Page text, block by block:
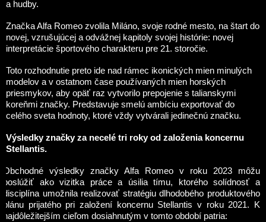
a hudby.
Značka Alfa Romeo zvolila Miláno, svoje rodné mesto, na štart do
novej, vzrušujúcej a odvážnej kapitoly svojej histórie: novej
interpretácie športového charakteru pre 21. storočie.
Toto rozhodnutie preto ide nad rámec ikonických mien minulých
modelov a v ostatnom čase používaných mien horských
priesmykov, aby opäť raz vytvorilo prepojenie s talianskymi
koreňmi značky. Predstavuje smelú ambíciu exportovať do
celého sveta hodnoty, ktoré vždy vytvárali jedinečnú značku.
Výsledky značky za necelé tri roky od založenia koncernu
Stellantis.
Obchodné výsledky značky Alfa Romeo v roku 2023 môžu
poslúžiť ako vizitka práce a úsilia tímu, ktorého solídnosť a
disciplína umožnila realizovať stratégiu dlhodobého produktového
plánu prijatého pri založení koncernu Stellantis v roku 2021. K
najdôležitejším cieľom dosiahnutým v tomto období patria: